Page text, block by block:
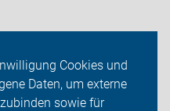
Cookies und
Daten, um externe
sowie für